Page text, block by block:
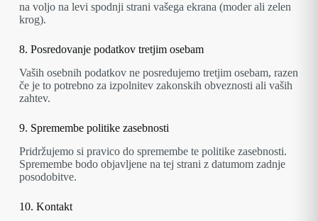
na voljo na levi spodnji strani vašega ekrana (moder ali zelen
krog).
8. Posredovanje podatkov tretjim osebam
Vaših osebnih podatkov ne posredujemo tretjim osebam, razen
če je to potrebno za izpolnitev zakonskih obveznosti ali vaših
zahtev.
9. Spremembe politike zasebnosti
Pridržujemo si pravico do spremembe te politike zasebnosti.
Spremembe bodo objavljene na tej strani z datumom zadnje
posodobitve.
10. Kontakt